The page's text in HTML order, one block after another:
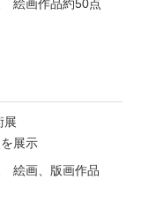
絵画作品約50点
展
展示
絵画、版画作品